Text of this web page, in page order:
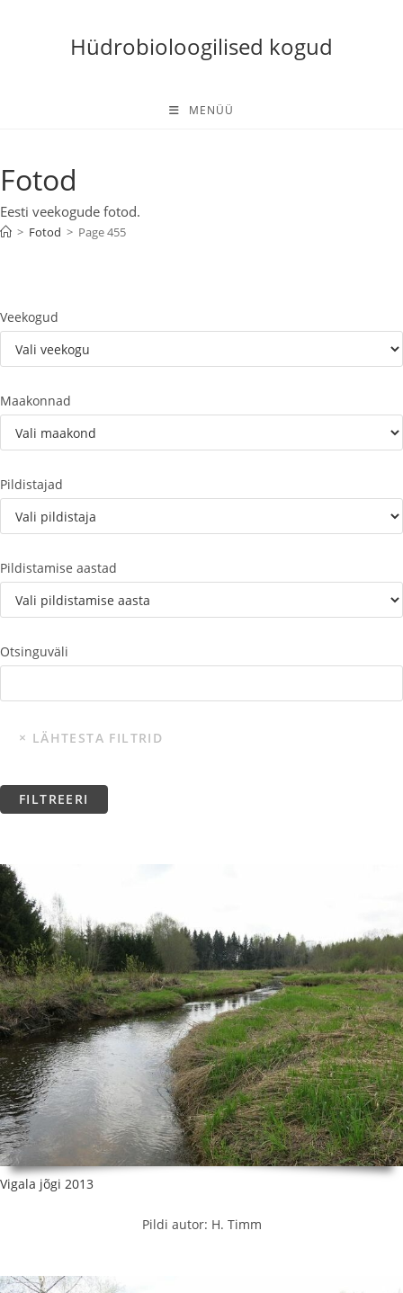
Hüdrobioloogilised kogud
MENÜÜ
Fotod
Eesti veekogude fotod.
> Fotod > Page 455
Veekogud
Maakonnad
Pildistajad
Pildistamise aastad
Otsinguväli
Vigala jõgi 2013
Pildi autor: H. Timm